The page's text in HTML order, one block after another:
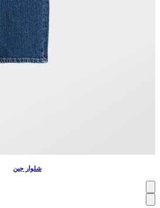
شلوار جین